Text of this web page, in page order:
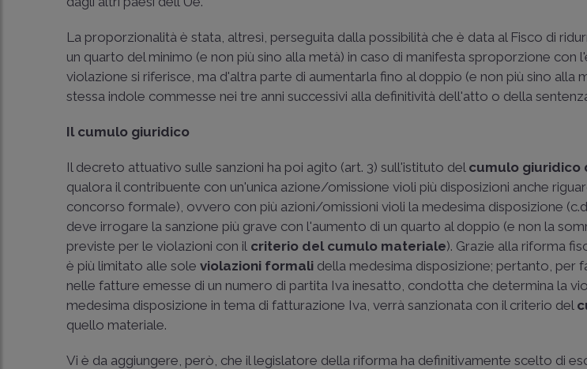
La proporzionalità è stata, altresì, perseguita dalla possibilità che è data al Fisco di
un quarto del minimo (e non più sino alla metà) in caso di manifesta sproporzione con
violazione si riferisce, ma d'altra parte di aumentarla fino al doppio (e non più sino alla
stessa indole commesse nei tre anni successivi alla definitività dell'atto o della
Il cumulo giuridico
Il decreto attuativo sulle sanzioni ha poi agito (art. 3) sull'istituto del cumulo giuridico
qualora il contribuente con un'unica azione/omissione violi più disposizioni anche
concorso formale), ovvero con più azioni/omissioni violi la medesima disposizione
deve irrogare la sanzione più grave con l'aumento di un quarto al doppio (e non la
previste per le violazioni con il criterio del cumulo materiale). Grazie alla riforma
è più limitato alle soleviolazioni formali della medesima disposizione; pertanto, per
nelle fatture emesse di un numero di partita Iva inesatto, condotta che determina la
medesima disposizione in tema di fatturazione Iva, verrà sanzionata con il criterio del
quello materiale.
Vi è da aggiungere, però, che il legislatore della riforma ha definitivamente scelto di